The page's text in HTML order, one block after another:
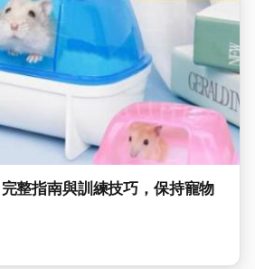
整指南與訓練技巧，保持寵物